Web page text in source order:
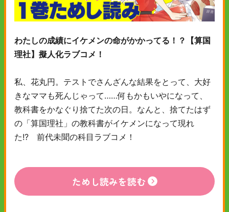
わたしの成績にイケメンの命がかかってる！？【算国
理社】擬人化ラブコメ！
私、花丸円。テストでさんざんな結果をとって、大好
きなママも死んじゃって……何もかもいやになって、
教科書をかなぐり捨てた次の日。なんと、捨てたはず
の「算国理社」の教科書がイケメンになって現れ
た!? 前代未聞の科目ラブコメ！
ためし読みを読む